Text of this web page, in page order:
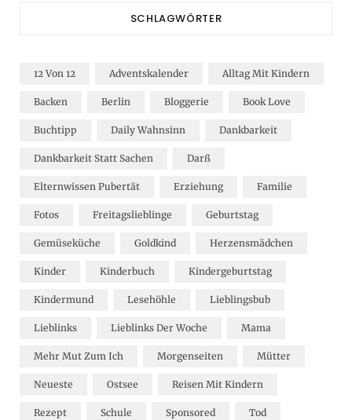
SCHLAGWÖRTER
12 Von 12 Adventskalender Alltag Mit Kindern
Backen Berlin Bloggerie Book Love
Buchtipp Daily Wahnsinn Dankbarkeit
Dankbarkeit Statt Sachen Darß
Elternwissen Pubertät Erziehung Familie
Fotos Freitagslieblinge Geburtstag
Gemüseküche Goldkind Herzensmädchen
Kinder Kinderbuch Kindergeburtstag
Kindermund Lesehöhle Lieblingsbub
Lieblinks Lieblinks Der Woche Mama
Mehr Mut Zum Ich Morgenseiten Mütter
Neueste Ostsee Reisen Mit Kindern
Rezept Schule Sponsored Tod